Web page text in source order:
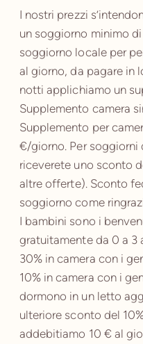
I nostri prezzi
un soggiorno minimo
soggiorno locale per
al giorno, da pagare in
notti applichiamo un
Supplemento camera
Supplemento per
€/giorno. Per soggiorni
riceverete uno sconto
altre offerte). Sconto
soggiorno come
I bambini sono i
gratuitamente da 0 a 3
30% in camera con i
10% in camera con i
dormono in un letto
ulteriore sconto del
addebitiamo 10 € al